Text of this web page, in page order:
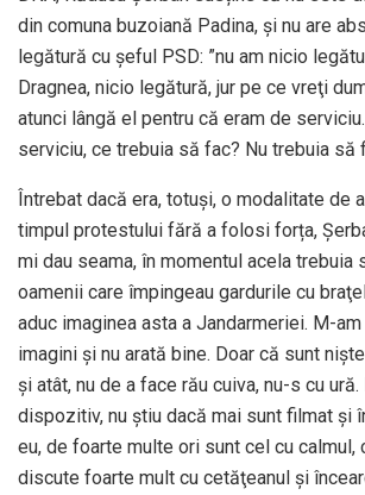
din comuna buzoiană Padina, și nu are
legătură cu șeful PSD: ”nu am nicio
Dragnea, nicio legătură, jur pe ce vreţi
atunci lângă el pentru că eram de
serviciu, ce trebuia să fac? Nu trebuia să
Întrebat dacă era, totuși, o modalitate de
timpul protestului fără a folosi forța,
mi dau seama, în momentul acela trebuia
oamenii care împingeau gardurile cu
aduc imaginea asta a Jandarmeriei. M-
imagini şi nu arată bine. Doar că sunt
şi atât, nu de a face rău cuiva, nu-s cu ură.
dispozitiv, nu ştiu dacă mai sunt filmat şi
eu, de foarte multe ori sunt cel cu calmul,
discute foarte mult cu cetăţeanul şi